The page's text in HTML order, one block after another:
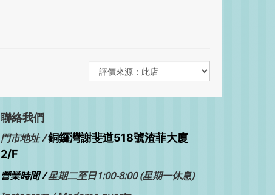
聯絡我們
門市地址 /銅鑼灣謝斐道518號渣菲大廈
2/F
營業時間 /星期二至日1:00-8:00 (星期一休息)